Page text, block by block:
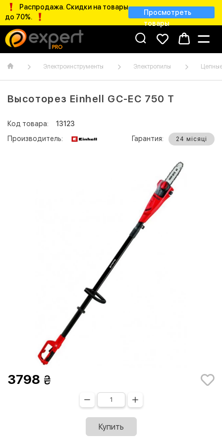
Распродажа. Скидки на товары
до 70%.
Просмотреть
товары
Электроинструменты Электропилы
Высоторез Einhell GC-EC 750 T
Код товара:
13123
Производитель:
Гарантия: 24 місяці
3798
Купить